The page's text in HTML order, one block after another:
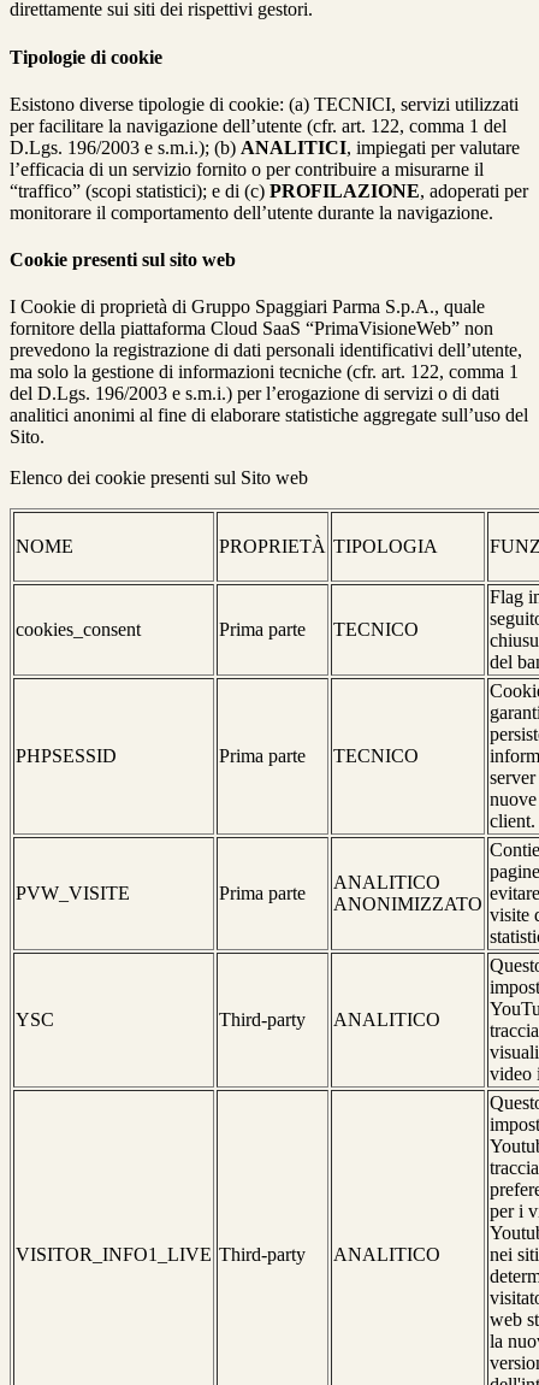
direttamente sui siti dei rispettivi gestori.
Tipologie di cookie
Esistono diverse tipologie di cookie: (a) TECNICI, servizi utilizzati
per facilitare la navigazione dell’utente (cfr. art. 122, comma 1 del
D.Lgs. 196/2003 e s.m.i.); (b) ANALITICI, impiegati per valutare
l’efficacia di un servizio fornito o per contribuire a misurarne il
“traffico” (scopi statistici); e di (c) PROFILAZIONE, adoperati per
monitorare il comportamento dell’utente durante la navigazione.
Cookie presenti sul sito web
I Cookie di proprietà di Gruppo Spaggiari Parma S.p.A., quale
fornitore della piattaforma Cloud SaaS “PrimaVisioneWeb” non
prevedono la registrazione di dati personali identificativi dell’utente,
ma solo la gestione di informazioni tecniche (cfr. art. 122, comma 1
del D.Lgs. 196/2003 e s.m.i.) per l’erogazione di servizi o di dati
analitici anonimi al fine di elaborare statistiche aggregate sull’uso del
Sito.
Elenco dei cookie presenti sul Sito web
NOME PROPRIETÀ TIPOLOGIA
cookies_consent Prima parte TECNICO
Flag
del
PHPSESSID Prima parte TECNICO
client.
PVW_VISITE Prima parte
ANALITICO
ANONIMIZZATO
visite
YSC Third-party ANALITICO
video
VISITOR_INFO1_LIVE Third-party ANALITICO
per i
nei
web
la